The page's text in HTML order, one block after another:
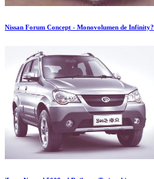
Nissan Forum Concept - Monovolumen de Infinity?